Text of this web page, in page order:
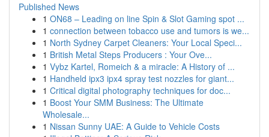
Published News
1 ON68 – Leading on line Spin & Slot Gaming spot ...
1 connection between tobacco use and tumors is we...
1 North Sydney Carpet Cleaners: Your Local Speci...
1 British Metal Steps Producers : Your Ove...
1 Vybz Kartel, Romeich & a miracle: A History of ...
1 Handheld ipx3 ipx4 spray test nozzles for giant...
1 Critical digital photography techniques for doc...
1 Boost Your SMM Business: The Ultimate
Wholesale...
1 Nissan Sunny UAE: A Guide to Vehicle Costs